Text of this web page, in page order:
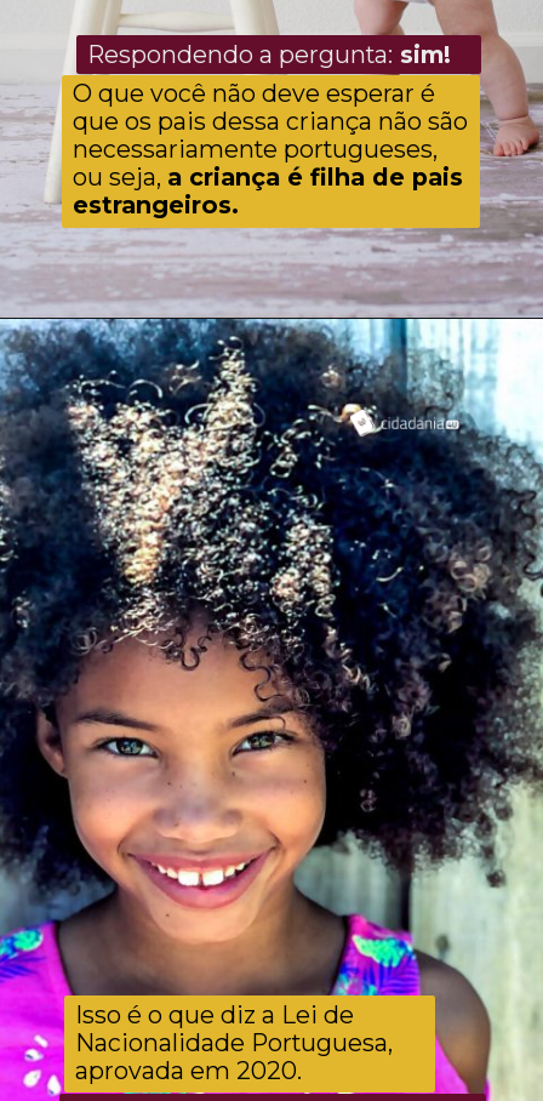
Respondendo a pergunta: sim!
O que você não deve esperar é
que os pais dessa criança não são
necessariamente portugueses,
ou seja, a criança é filha de pais
estrangeiros.
Isso é o que diz a Lei de
Nacionalidade Portuguesa,
aprovada em 2020.